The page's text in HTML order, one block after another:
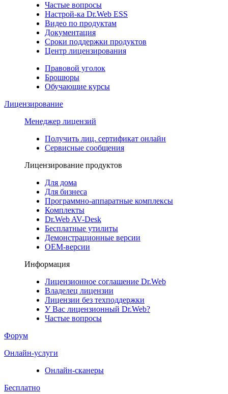
Частые вопросы
Настрой-ка Dr.Web ESS
Видео по продуктам
Документация
Сроки поддержки продуктов
Центр лицензирования
Правовой уголок
Брошюры
Обучающие курсы
Лицензирование
Менеджер лицензий
Получить лиц. сертификат онлайн
Сервисные сообщения
Лицензирование продуктов
Для дома
Для бизнеса
Программно-аппаратные комплексы
Комплекты
Dr.Web AV-Desk
Бесплатные утилиты
Демонстрационные версии
ОЕМ-версии
Информация
Лицензионное соглашение Dr.Web
Владелец лицензии
Лицензии без техподдержки
У Вас лицензионный Dr.Web?
Частые вопросы
Форум
Онлайн-услуги
Онлайн-сканеры
Бесплатно